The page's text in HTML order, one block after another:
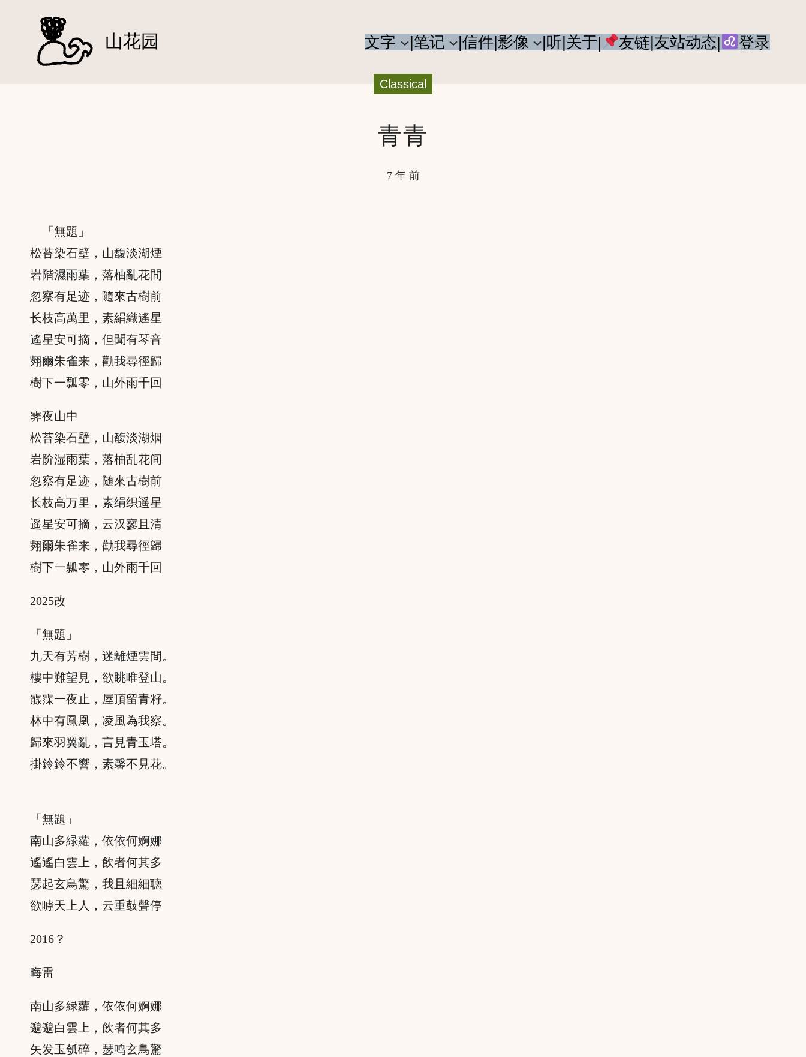
山花园 文字 |笔记 |信件|影像 |听|关于| 友链|友站动态| 登录
Classical
青青
7 年 前
「無題」
松苔染石壁，山馥淡湖煙
岩階濕雨葉，落柚亂花間
忽察有足迹，隨來古樹前
长枝高萬里，素絹織遙星
遙星安可摘，但聞有琴音
翙爾朱雀来，勸我尋徑歸
樹下一瓢零，山外雨千回
霁夜山中
松苔染石壁，山馥淡湖烟
岩阶湿雨葉，落柚乱花间
忽察有足迹，随來古樹前
长枝高万里，素绢织遥星
遥星安可摘，云汉寥且清
翙爾朱雀来，勸我尋徑歸
樹下一瓢零，山外雨千回
2025改
「無題」
九天有芳樹，迷離煙雲間。
樓中難望見，欲眺唯登山。
霡霂一夜止，屋頂留青籽。
林中有鳳凰，凌風為我察。
歸來羽翼亂，言見青玉塔。
掛鈴鈴不響，素馨不見花。
「無題」
南山多緑蘿，依依何婀娜
遙遙白雲上，飲者何其多
瑟起玄鳥驚，我且細細聴
欲嘑天上人，云重鼓聲停
2016？
晦雷
南山多緑蘿，依依何婀娜
邈邈白雲上，飲者何其多
矢发玉瓠碎，瑟鸣玄鳥驚